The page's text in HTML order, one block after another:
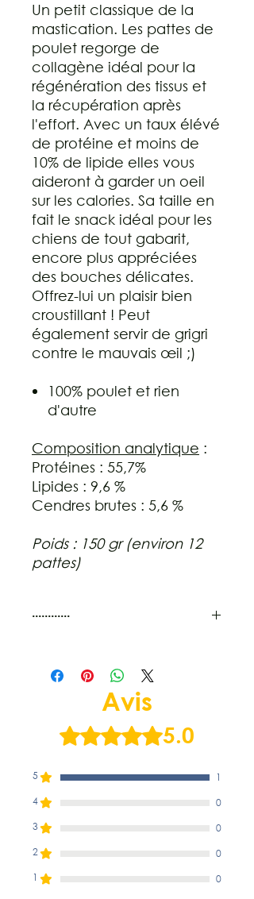
Un petit classique de la
mastication. Les pattes de
poulet regorge de
collagène idéal pour la
régénération des tissus et
la récupération après
l'effort. Avec un taux élévé
de protéine et moins de
10% de lipide elles vous
aideront à garder un oeil
sur les calories. Sa taille en
fait le snack idéal pour les
chiens de tout gabarit,
encore plus appréciées
des bouches délicates.
Offrez-lui un plaisir bien
croustillant ! Peut
également servir de grigri
contre le mauvais œil ;)
100% poulet et rien
d'autre
Composition analytique :
Protéines : 55,7%
Lipides : 9,6 %
Cendres brutes : 5,6 %
Poids : 150 gr (environ 12
pattes)
............
Toujours laisser de l’eau à
disposition de votre chien.
Adapter la taille, la forme et le
chien.
Les premières utilisations des
faire sous votre surveillance afin
de limiter les utilisations
Les activités masticatoires ne
constituent pas à elle seule un
votre chien. Elles doivent entrer
Avis
Noté 5 sur 5. 5.0
5
1
4
0
3
0
2
0
1
0